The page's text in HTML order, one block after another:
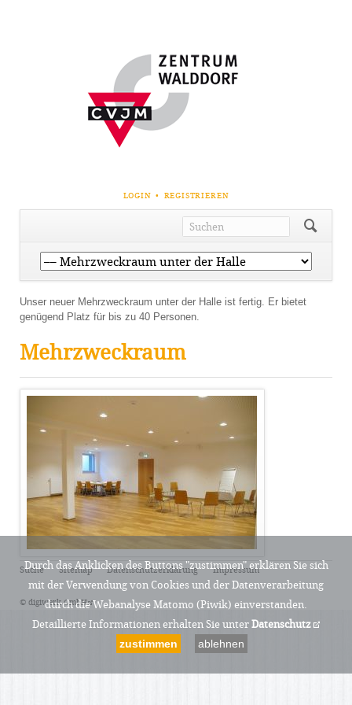
Durch das Anklicken des Buttons "zustimmen" erklären Sie sich
mit der Verwendung von Cookies und der Datenverarbeitung
durch die Webanalyse Matomo (Piwik) einverstanden.
Detaillierte Informationen erhalten Sie unterDatenschutz
zustimmen ablehnen
NAVIGATION
ÜBERSPRINGEN
LOGIN REGISTRIEREN
Navigation
überspringen
Unser neuer Mehrzweckraum unter der Halle ist fertig. Er bietet
genügend Platz für bis zu 40 Personen.
Mehrzweckraum
Navigation
überspringen
Suche Sitemap Datenschutzerklärung Impressum
© digiwerk GmbH